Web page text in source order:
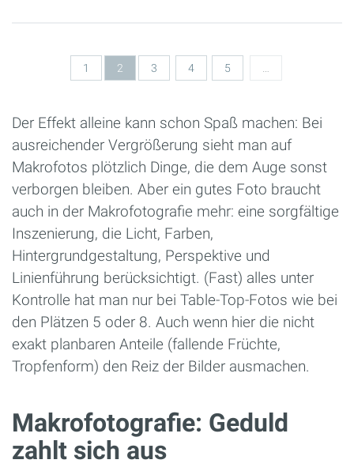
Seiten
1 2 3 4 5
Der Effekt alleine kann schon Spaß machen: Bei
ausreichender Vergrößerung sieht man auf
Makrofotos plötzlich Dinge, die dem Auge sonst
verborgen bleiben. Aber ein gutes Foto braucht
auch in der Makrofotografie mehr: eine sorgfältige
Inszenierung, die Licht, Farben,
Hintergrundgestaltung, Perspektive und
Linienführung berücksichtigt. (Fast) alles unter
Kontrolle hat man nur bei Table-Top-Fotos wie bei
den Plätzen 5 oder 8. Auch wenn hier die nicht
exakt planbaren Anteile (fallende Früchte,
Tropfenform) den Reiz der Bilder ausmachen.
Makrofotografie: Geduld
zahlt sich aus